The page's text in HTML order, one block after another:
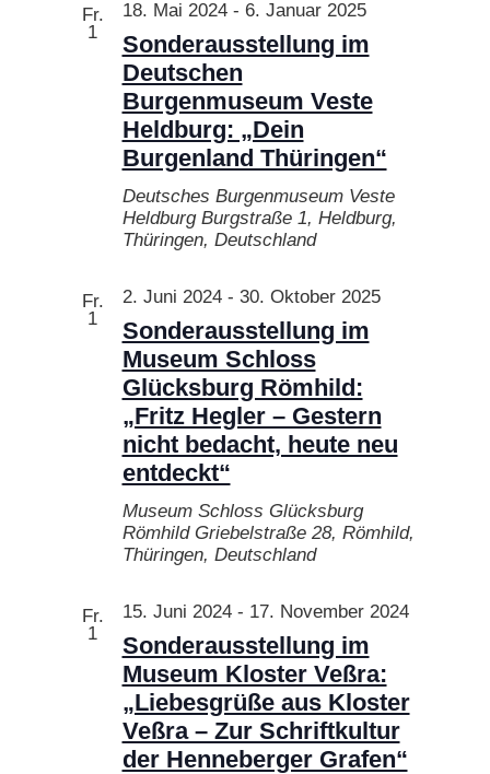
Fr.
1
Sonderausstellung im
Deutschen
Burgenmuseum Veste
Heldburg: „Dein
Burgenland Thüringen“
18. Mai 2024- 6. Januar 2025
Deutsches Burgenmuseum Veste
Heldburg Burgstraße 1, Heldburg,
Thüringen, Deutschland
Fr.
1
Sonderausstellung im
Museum Schloss
Glücksburg Römhild:
„Fritz Hegler – Gestern
nicht bedacht, heute neu
entdeckt“
2. Juni 2024- 30. Oktober 2025
Museum Schloss Glücksburg
Römhild Griebelstraße 28, Römhild,
Thüringen, Deutschland
Fr.
1
Sonderausstellung im
Museum Kloster Veßra:
„Liebesgrüße aus Kloster
Veßra – Zur Schriftkultur
der Henneberger Grafen“
15. Juni 2024- 17. November 2024